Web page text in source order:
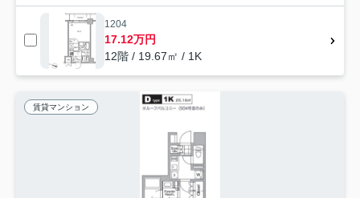
1204
17.12万円
12階 / 19.67㎡ / 1K
賃貸マンション